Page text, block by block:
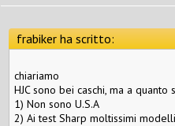
frabiker ha scritto:
chiariamo
HJC sono bei caschi, ma a quanto
1) Non sono U.S.A
2) Ai test Sharp moltissimi